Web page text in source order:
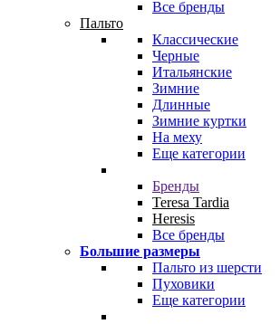
Все бренды
Пальто
Классические
Черные
Итальянские
Зимние
Длинные
Зимние куртки
На меху
Еще категории
Бренды
Teresa Tardia
Heresis
Все бренды
Большие размеры
Пальто из шерсти
Пуховики
Еще категории